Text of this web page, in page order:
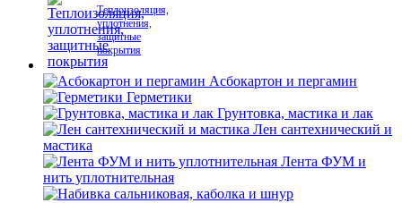
Теплоизоляция,
уплотнения,
защитные
покрытия
Асбокартон и пергамин
Герметики
Грунтовка, мастика и лак
Лен сантехнический и
мастика
Лента ФУМ и
нить уплотнительная